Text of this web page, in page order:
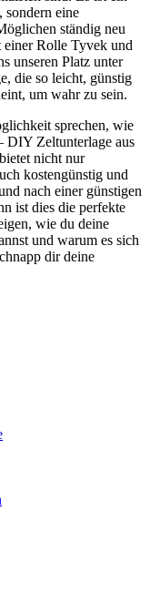
eine
ständig neu
Rolle Tyvek und
unseren Platz unter
die so leicht, günstig
um wahr zu sein.
sprechen, wie
DIY Zeltunterlage aus
nicht nur
kostengünstig und
nach einer günstigen
ist dies die perfekte
wie du deine
und warum es sich
dir deine